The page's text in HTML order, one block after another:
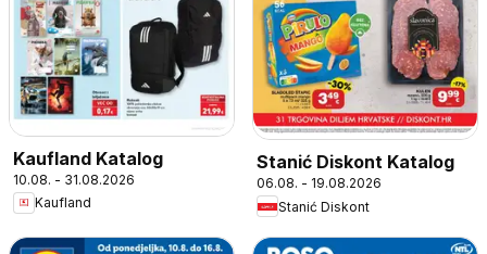
Kaufland Katalog
10.08. - 31.08.2026
Kaufland
Stanić Diskont Katalog
06.08. - 19.08.2026
Stanić Diskont